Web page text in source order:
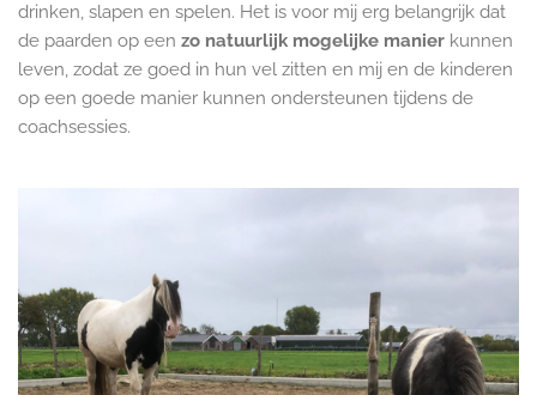
drinken, slapen en spelen. Het is voor mij erg belangrijk dat
de paarden op een zo natuurlijk mogelijke manier kunnen
leven, zodat ze goed in hun vel zitten en mij en de kinderen
op een goede manier kunnen ondersteunen tijdens de
coachsessies.